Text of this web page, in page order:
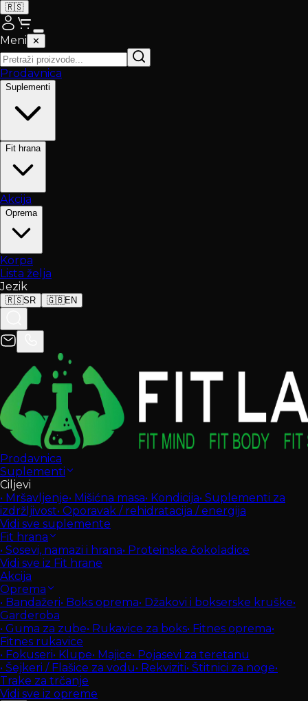
🇷🇸
Meni ✕
Prodavnica
Suplementi
Fit hrana
Akcija
Oprema
Korpa
Lista želja
Jezik
🇷🇸SR 🇬🇧EN
Prodavnica
Suplementi
Ciljevi
• Mršavljenje• Mišićna masa• Kondicija• Suplementi za
izdržljivost• Oporavak / rehidratacija / energija
Vidi sve suplemente
Fit hrana
• Sosevi, namazi i hrana• Proteinske čokoladice
Vidi sve iz Fit hrane
Akcija
Oprema
• Bandažeri• Boks oprema• Džakovi i bokserske kruške•
Garderoba
• Guma za zube• Rukavice za boks• Fitnes oprema•
Fitnes rukavice
• Fokuseri• Klupe• Majice• Pojasevi za teretanu
• Šejkeri / Flašice za vodu• Rekviziti• Štitnici za noge•
Trake za trčanje
Vidi sve iz opreme